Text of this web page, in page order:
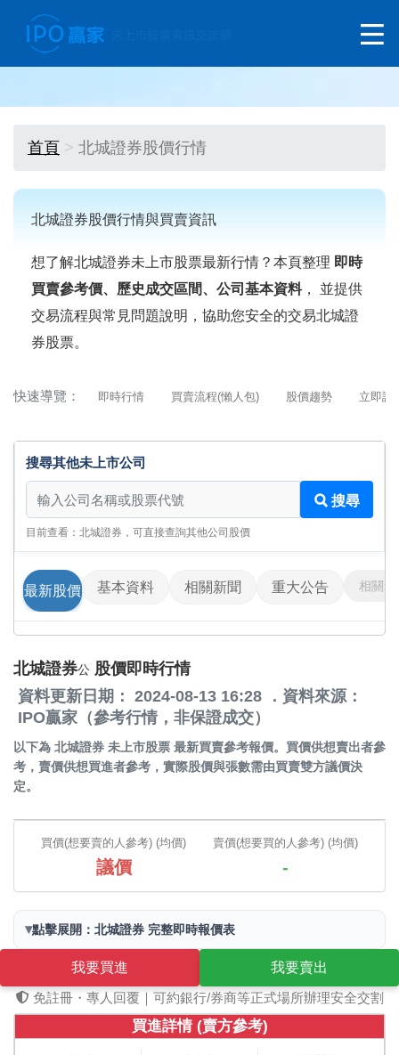
首頁 北城證券股價行情
北城證券股價行情與買賣資訊
想了解北城證券未上市股票最新行情？本頁整理 即時
買賣參考價、歷史成交區間、公司基本資料， 並提供
交易流程與常見問題說明，協助您安全的交易北城證
券股票。
快速導覽： 即時行情 買賣流程(懶人包) 股價趨勢 立即詢
搜尋其他未上市公司
搜尋其他未上市公司
搜尋
目前查看：北城證券，可直接查詢其他公司股價
最新股價 基本資料 相關新聞 重大公告 相關影
北城證券公 股價即時行情
資料更新日期： 2024-08-13 16:28 ．資料來源：
IPO贏家（參考行情，非保證成交）
以下為 北城證券 未上市股票 最新買賣參考報價。買價供想賣出者參
考，賣價供想買進者參考，實際股價與張數需由買賣雙方議價決
定。
買價(想要賣的人參考) (均價)
議價
賣價(想要買的人參考) (均價)
-
▾點擊展開：北城證券 完整即時報價表
我要買進
我要賣出
免註冊・專人回覆｜可約銀行/券商等正式場所辦理安全交割
買進詳情 (賣方參考)